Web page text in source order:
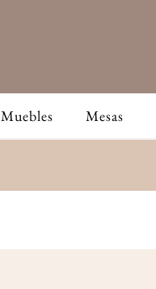
Muebles Mesas